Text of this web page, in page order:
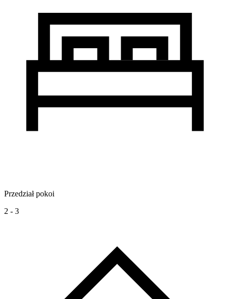
Przedział pokoi
2 - 3